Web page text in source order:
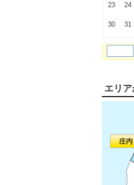
23 24
30 31
エリ